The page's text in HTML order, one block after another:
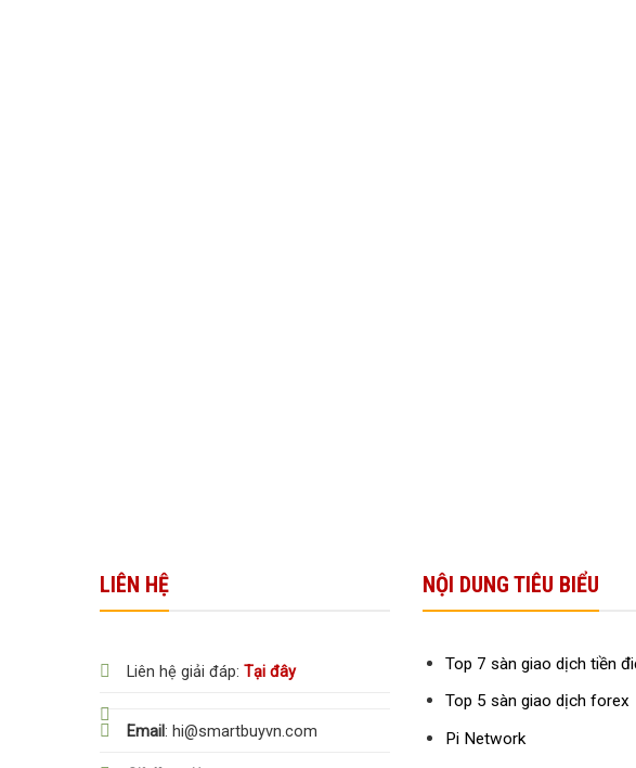
LIÊN HỆ
Liên hệ giải đáp: Tại đây
Email: hi@smartbuyvn.com
NỘI DUNG TIÊU BIỂU
Top 7 sàn giao dịch tiền
Top 5 sàn giao dịch forex
Pi Network